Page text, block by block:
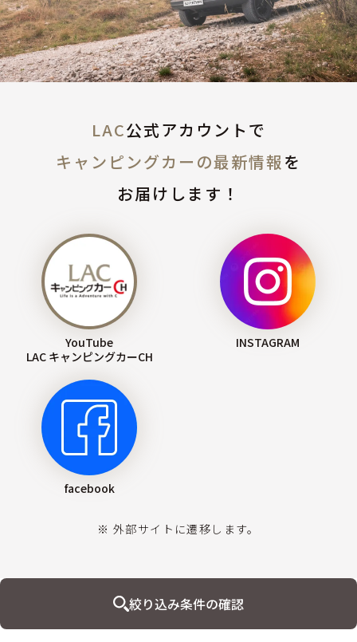
LAC公式アカウントで
キャンピングカーの最新情報を
お届けします！
YouTube
LAC キャンピングカーCH
INSTAGRAM
facebook
※ 外部サイトに遷移します。
絞り込み条件の確認